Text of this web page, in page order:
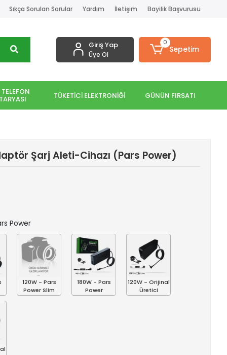
Sıkça Sorulan Sorular Yardım İletişim Bayilik Başvurusu
Giriş Yap
Üye Ol
0
Sepetim
TÜKETİCİ ELEKTRONİĞİ GÜNÜN FIRSATI
Şarj Aleti-Cihazı (Pars Power)
Power
120W - Pars
Power Slim
180W - Pars
Power
120W - Orijinal
Üretici